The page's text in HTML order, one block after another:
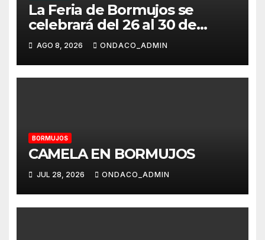
La Feria de Bormujos se
celebrará del 26 al 30 de
agosto
AGO 8, 2026 ONDACO_ADMIN
BORMUJOS
CAMELA EN BORMUJOS
JUL 28, 2026 ONDACO_ADMIN